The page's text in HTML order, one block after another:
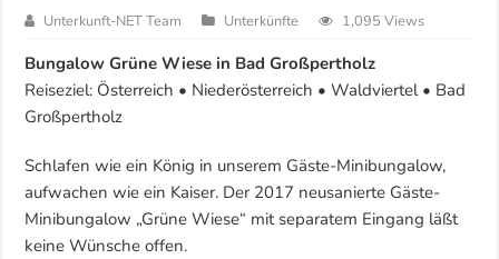
Unterkunft-NET Team Unterkünfte 1,095 Views
Bungalow Grüne Wiese in Bad Großpertholz
Reiseziel: Österreich • Niederösterreich • Waldviertel • Bad
Großpertholz
Schlafen wie ein König in unserem Gäste-Minibungalow,
aufwachen wie ein Kaiser. Der 2017 neusanierte Gäste-
Minibungalow „Grüne Wiese“ mit separatem Eingang läßt
keine Wünsche offen.